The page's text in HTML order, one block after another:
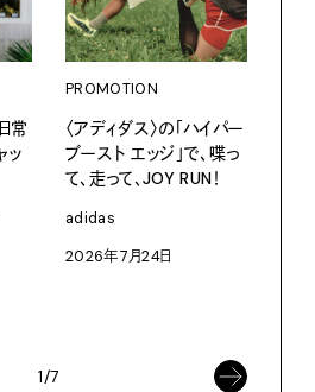
常
ッ
PROMOTION
〈アディダス〉の「ハイパー
ブースト エッジ」で、喋っ
て、走って、JOY RUN！
adidas
2026年7月24日
1/7